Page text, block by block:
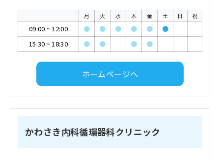
月 火 水 木 金 土 日 祝
09:00 ~12:00 ● ● ● ● ●
●
15:30 ~18:30 ● ● ● ●
ホームページへ
かわさき内科循環器科クリニック